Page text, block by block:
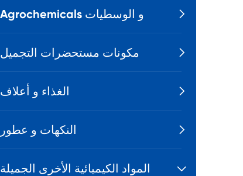
Agrochemicals و الوسطيات 
مكونات مستحضرات التجميل 
الغذاء و أعلاف 
النكهات و عطور 
المواد الكيميائية الأخرى الجميلة 